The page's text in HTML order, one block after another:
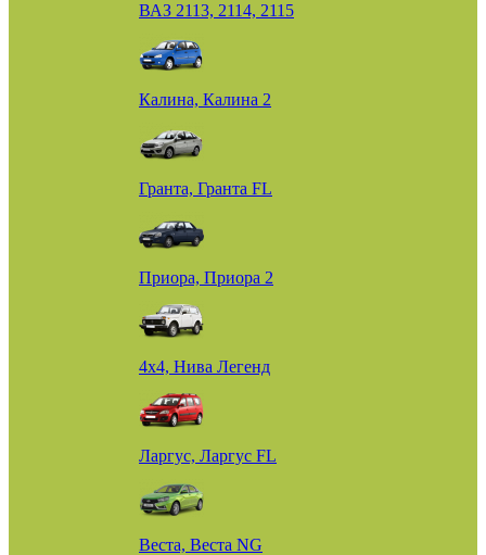
ВАЗ 2113, 2114, 2115
Калина, Калина 2
Гранта, Гранта FL
Приора, Приора 2
4х4, Нива Легенд
Ларгус, Ларгус FL
Веста, Веста NG